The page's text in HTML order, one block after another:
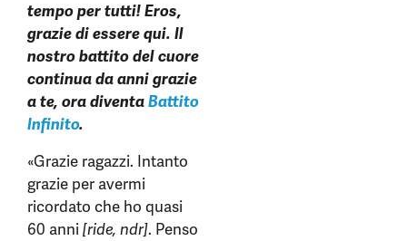
tempo per tutti! Eros,
grazie di essere qui. Il
nostro battito del cuore
continua da anni grazie
a te, ora diventaBattito
Infinito.
«Grazie ragazzi. Intanto
grazie per avermi
ricordato che ho quasi
60 anni[ride, ndr]. Penso